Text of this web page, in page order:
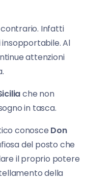
Infatti
Al
attenzioni
che non
in tasca.
conosce Don
del posto che
il proprio potere
della